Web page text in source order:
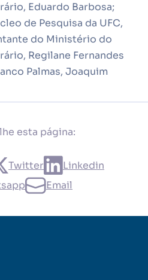
Eduardo Barbosa;
de Pesquisa da UFC,
do Ministério do
Regilane Fernandes
Palmas, Joaquim
esta página:
Twitter
Linkedin
Email